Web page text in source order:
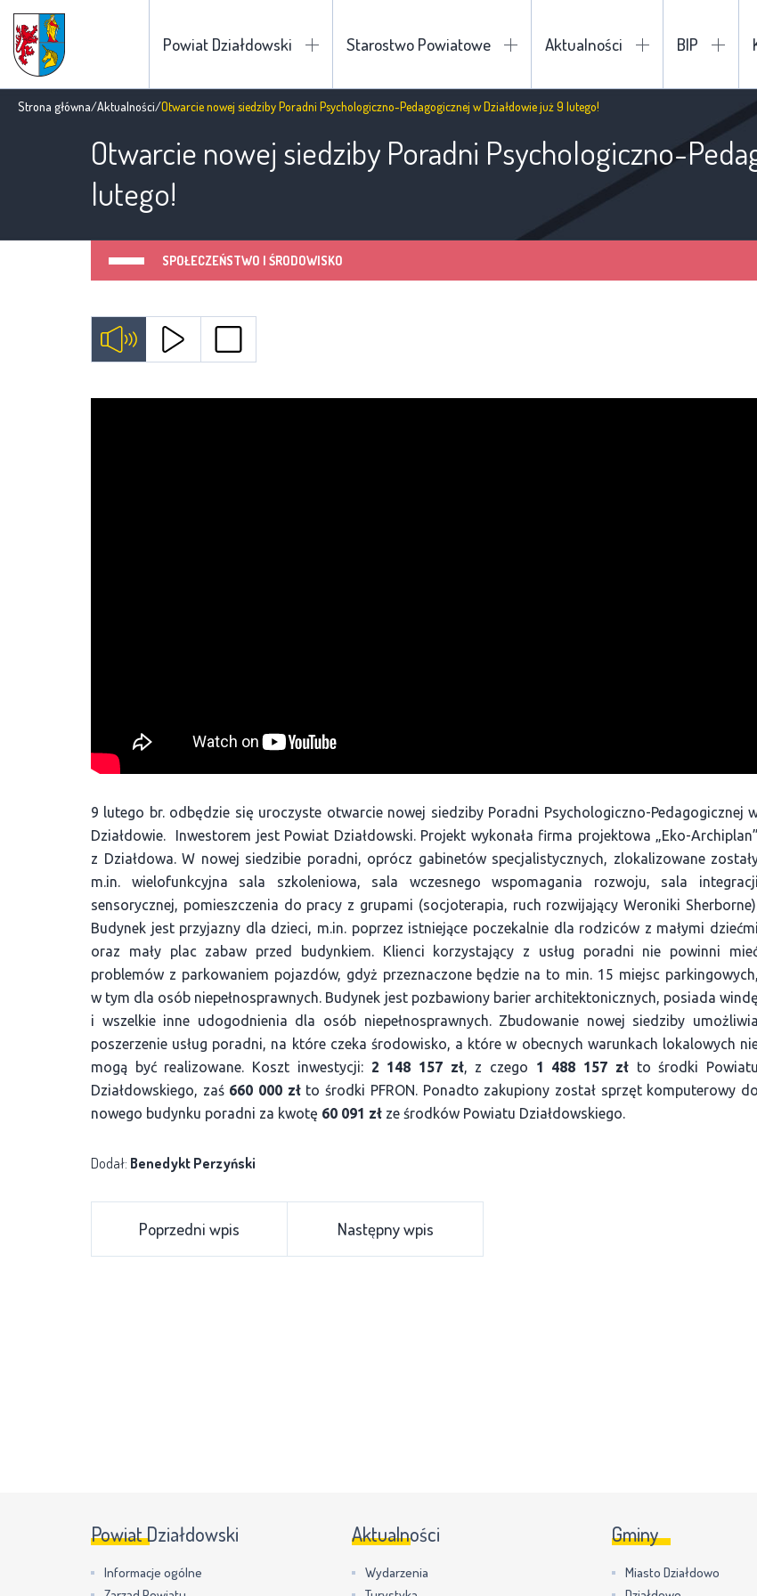
Powiat Działdowski Starostwo Powiatowe Aktualności BIP
Strona główna/Aktualności/Otwarcie nowej siedziby Poradni Psychologiczno-Pedagogicznej w Działdowie już 9 lutego!
Otwarcie nowej siedziby Poradni Psychologiczno-
lutego!
SPOŁECZEŃSTWO I ŚRODOWISKO
9 lutego br. odbędzie się uroczyste otwarcie nowej siedziby Poradni Psychologiczno-Pedagogicznej
Działdowie. Inwestorem jest Powiat Działdowski. Projekt wykonała firma projektowa „Eko-Archiplan”
z Działdowa. W nowej siedzibie poradni, oprócz gabinetów specjalistycznych, zlokalizowane
m.in. wielofunkcyjna sala szkoleniowa, sala wczesnego wspomagania rozwoju, sala integracji
sensorycznej, pomieszczenia do pracy z grupami (socjoterapia, ruch rozwijający Weroniki
Budynek jest przyjazny dla dzieci, m.in. poprzez istniejące poczekalnie dla rodziców z małymi dziećmi
oraz mały plac zabaw przed budynkiem. Klienci korzystający z usług poradni nie powinni
problemów z parkowaniem pojazdów, gdyż przeznaczone będzie na to min. 15 miejsc parkingowych,
w tym dla osób niepełnosprawnych. Budynek jest pozbawiony barier architektonicznych, posiada windę
i wszelkie inne udogodnienia dla osób niepełnosprawnych. Zbudowanie nowej siedziby umożliwia
poszerzenie usług poradni, na które czeka środowisko, a które w obecnych warunkach lokalowych
mogą być realizowane. Koszt inwestycji: 2 148 157 zł, z czego 1 488 157 złto środki Powiatu
Działdowskiego, zaś 660 000 złto środki PFRON. Ponadto zakupiony został sprzęt komputerowy do
nowego budynku poradni za kwotę 60 091 zł ze środków Powiatu Działdowskiego.
Dodał: Benedykt Perzyński
Poprzedni wpis Następny wpis
Powiat Działdowski
Informacje ogólne
Aktualności
Wydarzenia
Gminy
Miasto Działdowo